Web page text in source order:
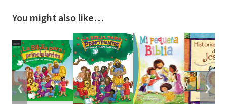
You might also like…
❮ ❯